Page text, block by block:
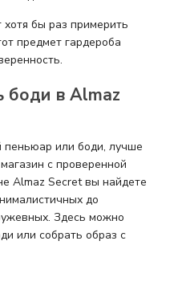
бы раз примерить
предмет гардероба
боди в Almaz
или боди, лучше
с проверенной
Almaz Secret вы найдете
до
Здесь можно
или собрать образ с